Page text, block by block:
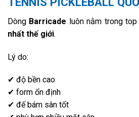
Dòng Barricade luôn nằm trong top
nhất thế giới.
Lý do:
✔ độ bền cao
✔ form ổn định
✔ đế bám sân tốt